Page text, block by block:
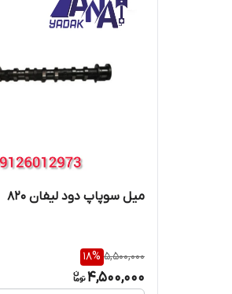
میل سوپاپ دود لیفان 820
5,500,000
18%
4,500,000